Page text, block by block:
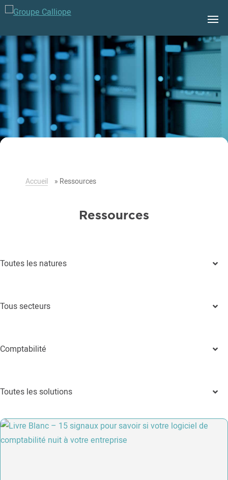
Groupe
Calliope
Accueil » Ressources
Ressources
Toutes les natures
Tous secteurs
Comptabilité
Toutes les solutions